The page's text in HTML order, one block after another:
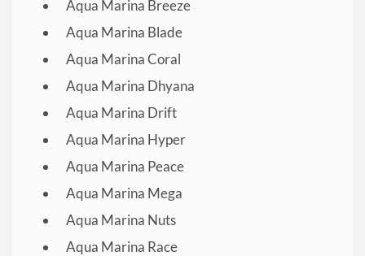
Aqua Marina Breeze
Aqua Marina Blade
Aqua Marina Coral
Aqua Marina Dhyana
Aqua Marina Drift
Aqua Marina Hyper
Aqua Marina Peace
Aqua Marina Mega
Aqua Marina Nuts
Aqua Marina Race